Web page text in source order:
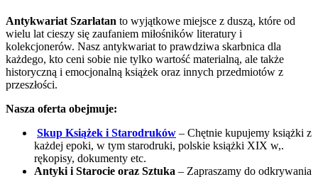
Antykwariat Szarlatan to wyjątkowe miejsce z duszą, które od
wielu lat cieszy się zaufaniem miłośników literatury i
kolekcjonerów. Nasz antykwariat to prawdziwa skarbnica dla
każdego, kto ceni sobie nie tylko wartość materialną, ale także
historyczną i emocjonalną książek oraz innych przedmiotów z
przeszłości.
Nasza oferta obejmuje:
Skup Książek i Starodruków – Chętnie kupujemy książki z
każdej epoki, w tym starodruki, polskie książki XIX w,.
rękopisy, dokumenty etc.
Antyki i Starocie oraz Sztuka – Zapraszamy do odkrywania